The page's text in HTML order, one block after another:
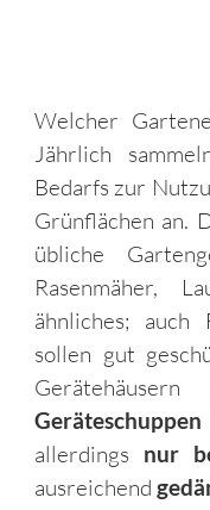
Welcher
Jährlich
Bedarfs zur
Grünflächen an.
übliche
Rasenmäher,
ähnliches; auch
sollen gut
allerdings nur
ausreichend